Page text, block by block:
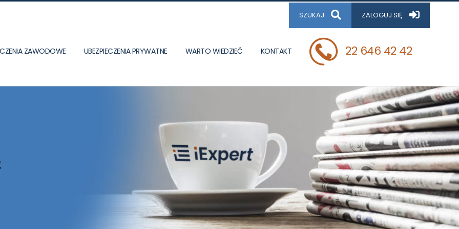
ZALOGUJ SIĘ
SZUKAJ
ZAWODOWE UBEZPIECZENIA PRYWATNE WARTO WIEDZIEĆ KONTAKT 22 646 42 42